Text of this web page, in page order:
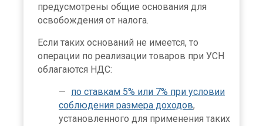
предусмотрены общие основания для
освобождения от налога.
Если таких оснований не имеется, то
операции по реализации товаров при УСН
облагаются НДС:
по ставкам 5% или 7% при условии
соблюдения размера доходов,
установленного для применения таких